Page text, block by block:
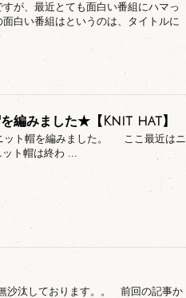
が、最近とても面白い番組にハマっ
白い番組はというのは、タイトルに
編みました★【Knit hat】
ット帽を編みました。 ここ最近はニ
ト帽は終わ ...
沙汰しております。。 前回の記事か